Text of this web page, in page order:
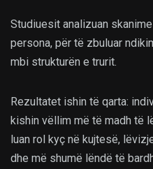
Studiuesit analizuan
persona, për të zbuluar
mbi strukturën e trurit.
Rezultatet ishin të qarta:
kishin vëllim më të madh të
luan rol kyç në kujtesë,
dhe më shumë lëndë të